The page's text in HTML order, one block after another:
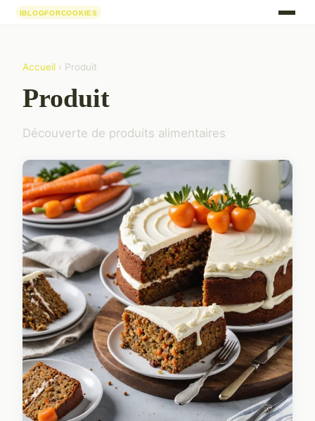
Accueil › Produit
Produit
Découverte de produits alimentaires